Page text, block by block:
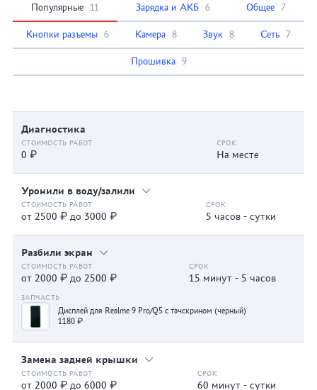
Популярные 11 Зарядка и АКБ 6 Общее 7
Кнопки разъемы 6 Камера 8 Звук 8 Сеть 7
Прошивка 9
Диагностика
0 ₽ На месте
Уронили в воду/залили
от 2500 ₽ до 3000 ₽ 5 часов - сутки
Разбили экран
от 2000 ₽ до 2500 ₽ 15 минут - 5 часов
Дисплей для Realme 9 Pro/Q5 с тачскрином (черный)
1180 ₽
Замена задней крышки
от 2000 ₽ до 6000 ₽ 60 минут - сутки